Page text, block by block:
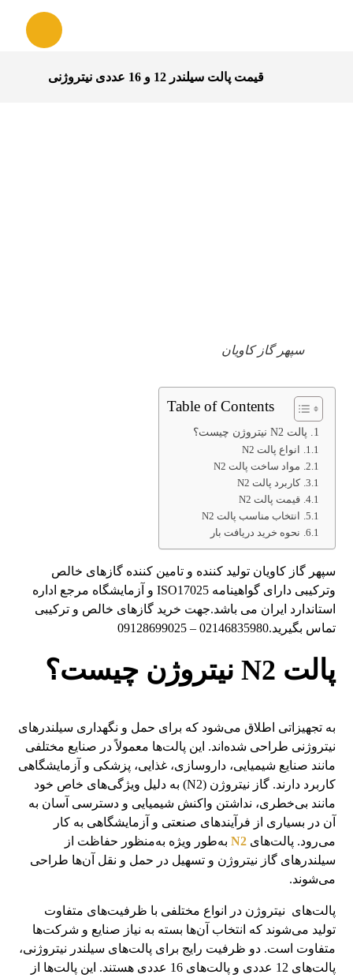
قیمت پالت سیلندر 12 و 16 عددی نیتروژنی
سپهر گاز کاویان
Table of Contents
پالت N2 نیتروژن چیست؟
انواع پالت N2
مواد ساخت پالت N2
کاربرد پالت N2
قیمت پالت N2
انتخاب مناسب پالت N2
نحوه خرید دریافت بار
سپهر گاز کاویان تولید کننده و تامین کننده گازهای خالص
وترکیبی دارای گواهینامه ISO17025 و آزمایشگاه مرجع اداره
استاندارد ایران می باشد.جهت خرید گازهای خالص و ترکیبی
تماس بگیرید.02146835980 – 09128699025
پالت N2 نیتروژن چیست؟
به تجهیزاتی اطلاق می‌شود که برای حمل و نگهداری سیلندرهای
نیتروژنی طراحی شده‌اند. این پالت‌ها معمولاً در صنایع مختلفی
مانند صنایع شیمیایی، داروسازی، غذایی، پزشکی و آزمایشگاهی
کاربرد دارند. گاز نیتروژن (N2) به دلیل ویژگی‌های خاص خود
مانند بی‌خطری، نداشتن واکنش شیمیایی و دسترسی آسان به
آن در بسیاری از فرآیندهای صنعتی و آزمایشگاهی به کار
می‌رود. پالت‌هایN2 به‌طور ویژه به‌منظور حفاظت از
سیلندرهای گاز نیتروژن و تسهیل در حمل و نقل آن‌ها طراحی
می‌شوند.
پالت‌های نیتروژن در انواع مختلفی با ظرفیت‌های متفاوت
تولید می‌شوند که انتخاب آن‌ها بسته به نیاز صنایع و شرکت‌ها
متفاوت است. دو ظرفیت رایج برای پالت‌های سیلندر نیتروژنی،
پالت‌های 12 عددی و پالت‌های 16 عددی هستند. این پالت‌ها از